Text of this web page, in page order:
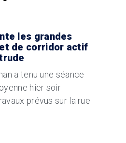
les grandes
de corridor actif
a tenu une séance
hier soir
prévus sur la rue